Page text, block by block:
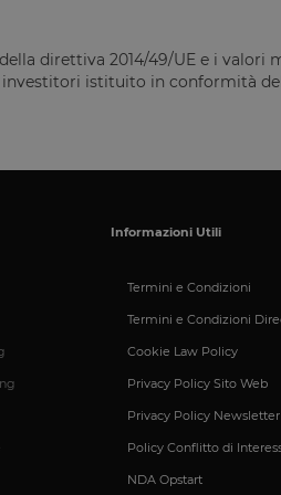
direttiva 2014/49/UE e i valori
istituito in conformità
Informazioni Utili
Termini e Condizioni
Termini e Condizioni
Cookie Law Policy
Privacy Policy Sito Web
Privacy Policy Newsletter
Policy Conflitto di
NDA Opstart
Google) per
e fornendo